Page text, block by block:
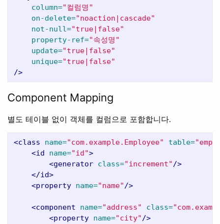
column="컬럼명"
on-delete="noaction|cascade"
not-null="true|false"
property-ref="속성명"
update="true|false"
unique="true|false"
/>
Component Mapping
별도 테이블 없이 객체를 컬럼으로 포함합니다.
<class name="com.example.Employee" table=
<id
name="id">
<generator class="increment"/>
</id>
<property name="name"/>
<component name="address" class=
<property name="city"/>